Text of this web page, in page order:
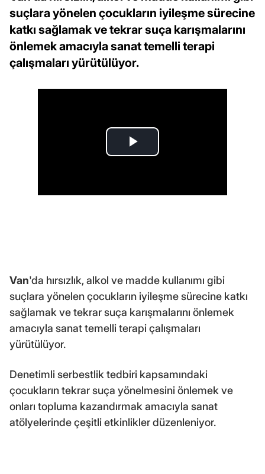
suçlara yönelen çocukların iyileşme sürecine
katkı sağlamak ve tekrar suça karışmalarını
önlemek amacıyla sanat temelli terapi
çalışmaları yürütülüyor.
Van'da hırsızlık, alkol ve madde kullanımı gibi
suçlara yönelen çocukların iyileşme sürecine katkı
sağlamak ve tekrar suça karışmalarını önlemek
amacıyla sanat temelli terapi çalışmaları
yürütülüyor.
Denetimli serbestlik tedbiri kapsamındaki
çocukların tekrar suça yönelmesini önlemek ve
onları topluma kazandırmak amacıyla sanat
atölyelerinde çeşitli etkinlikler düzenleniyor.